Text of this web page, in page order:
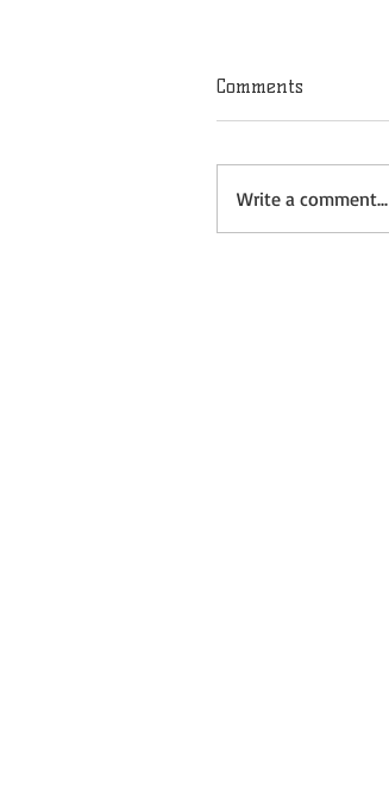
Comments
Write a comment...